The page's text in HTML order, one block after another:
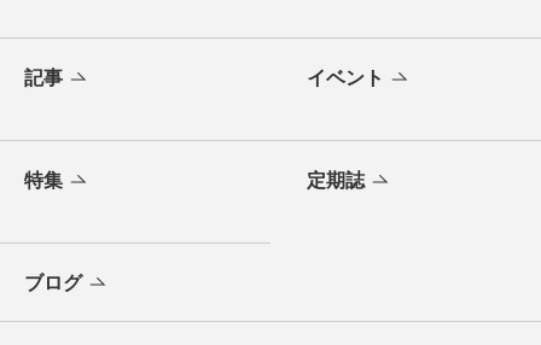
記事 イベント
特集 定期誌
ブログ